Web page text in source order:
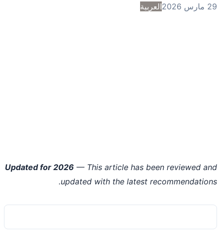
العربية
Updated for 2026 — This article has been reviewed
updated with the latest